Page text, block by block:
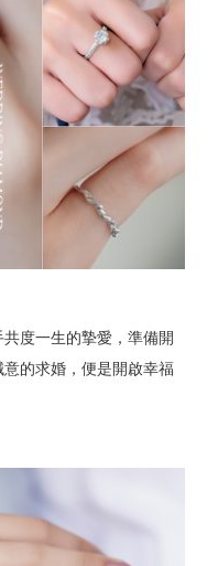
度一生的摯愛，準備開
的求婚，便是開啟幸福